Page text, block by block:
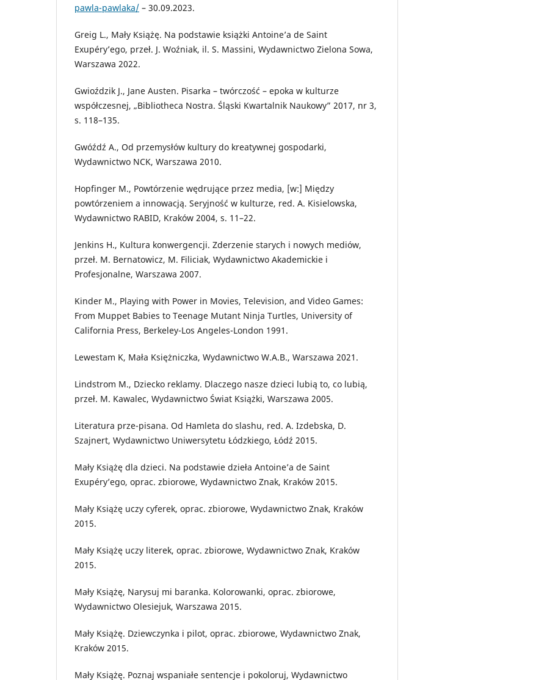
pawla-pawlaka/ – 30.09.2023.
Greig L., Mały Książę. Na podstawie książki Antoine’a de Saint
Exupéry’ego, przeł. J. Woźniak, il. S. Massini, Wydawnictwo Zielona Sowa,
Warszawa 2022.
Gwioździk J., Jane Austen. Pisarka – twórczość – epoka w kulturze
współczesnej, „Bibliotheca Nostra. Śląski Kwartalnik Naukowy” 2017, nr 3,
s. 118–135.
Gwóźdź A., Od przemysłów kultury do kreatywnej gospodarki,
Wydawnictwo NCK, Warszawa 2010.
Hopfinger M., Powtórzenie wędrujące przez media, [w:] Między
powtórzeniem a innowacją. Seryjność w kulturze, red. A. Kisielowska,
Wydawnictwo RABID, Kraków 2004, s. 11–22.
Jenkins H., Kultura konwergencji. Zderzenie starych i nowych mediów,
przeł. M. Bernatowicz, M. Filiciak, Wydawnictwo Akademickie i
Profesjonalne, Warszawa 2007.
Kinder M., Playing with Power in Movies, Television, and Video Games:
From Muppet Babies to Teenage Mutant Ninja Turtles, University of
California Press, Berkeley-Los Angeles-London 1991.
Lewestam K, Mała Księżniczka, Wydawnictwo W.A.B., Warszawa 2021.
Lindstrom M., Dziecko reklamy. Dlaczego nasze dzieci lubią to, co lubią,
przeł. M. Kawalec, Wydawnictwo Świat Książki, Warszawa 2005.
Literatura prze-pisana. Od Hamleta do slashu, red. A. Izdebska, D.
Szajnert, Wydawnictwo Uniwersytetu Łódzkiego, Łódź 2015.
Mały Książę dla dzieci. Na podstawie dzieła Antoine’a de Saint
Exupéry’ego, oprac. zbiorowe, Wydawnictwo Znak, Kraków 2015.
Mały Książę uczy cyferek, oprac. zbiorowe, Wydawnictwo Znak, Kraków
2015.
Mały Książę uczy literek, oprac. zbiorowe, Wydawnictwo Znak, Kraków
2015.
Mały Książę, Narysuj mi baranka. Kolorowanki, oprac. zbiorowe,
Wydawnictwo Olesiejuk, Warszawa 2015.
Mały Książę. Dziewczynka i pilot, oprac. zbiorowe, Wydawnictwo Znak,
Kraków 2015.
Mały Książę. Poznaj wspaniałe sentencje i pokoloruj, Wydawnictwo